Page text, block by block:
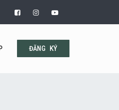
ĐĂNG KÝ